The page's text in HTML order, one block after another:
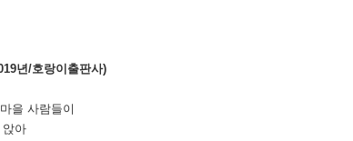
년/호랑이출판사)
을 사람들이
앉아